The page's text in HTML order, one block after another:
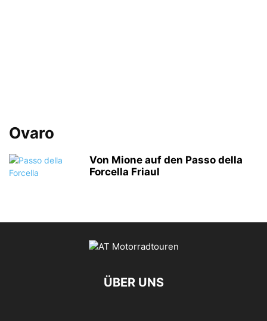
Ovaro
Von Mione auf den Passo della
Forcella Friaul
ÜBER UNS